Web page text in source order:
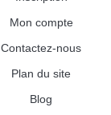
Mon compte
Contactez-nous
Plan du site
Blog